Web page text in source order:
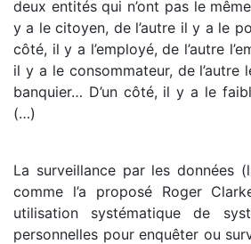
deux entités qui n’ont pas le
y a le citoyen, de l’autre il y a le
côté, il y a l’employé, de l’autre
il y a le consommateur, de l’autre
banquier… D’un côté, il y a le
(…)
La surveillance par les données
comme l’a proposé Roger
utilisation systématique de
personnelles pour enquêter ou